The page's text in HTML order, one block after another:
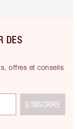
DES
offres et conseils
S’INSCRIRE